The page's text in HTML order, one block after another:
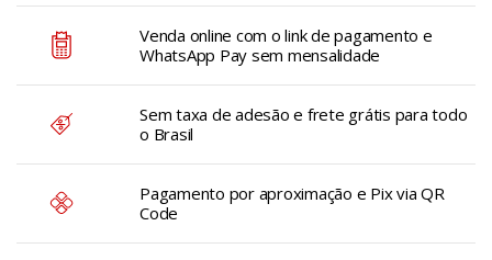
Venda online com o link de pagamento e
WhatsApp Pay sem mensalidade
Sem taxa de adesão e frete grátis para todo
o Brasil
Pagamento por aproximação e Pix via QR
Code